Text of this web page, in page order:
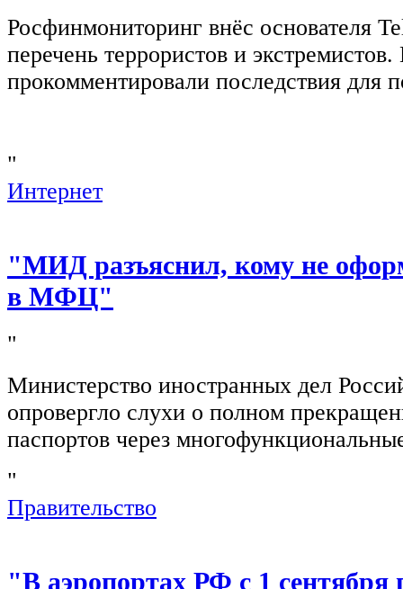
Росфинмониторинг внёс основателя
перечень террористов и
прокомментировали последствия для
"
Интернет
"МИД разъяснил, кому не
в МФЦ"
"
Министерство иностранных дел
опровергло слухи о полном
паспортов через
"
Правительство
"В аэропортах РФ с 1 сентября